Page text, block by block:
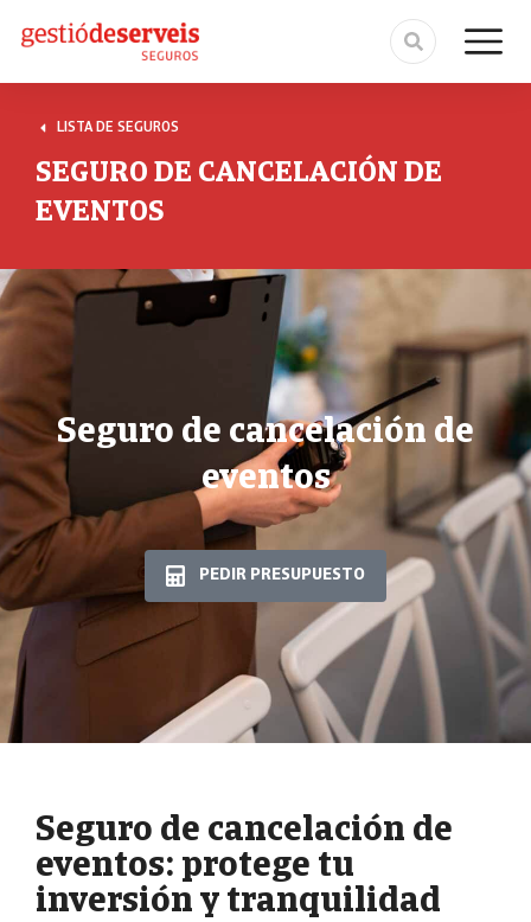
LISTA DE SEGUROS
SEGURO DE CANCELACIÓN DE
EVENTOS
Seguro de cancelación de
eventos
PEDIR PRESUPUESTO
Seguro de cancelación de
eventos: protege tu
inversión y tranquilidad